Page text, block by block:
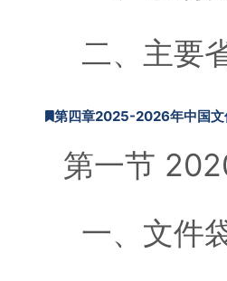
二、主要
第四章2025-2026年中国文
第一节
一、文件